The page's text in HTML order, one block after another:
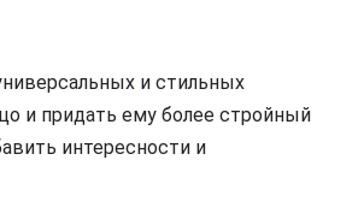
и стильных
и придать ему более стройный
интересности и